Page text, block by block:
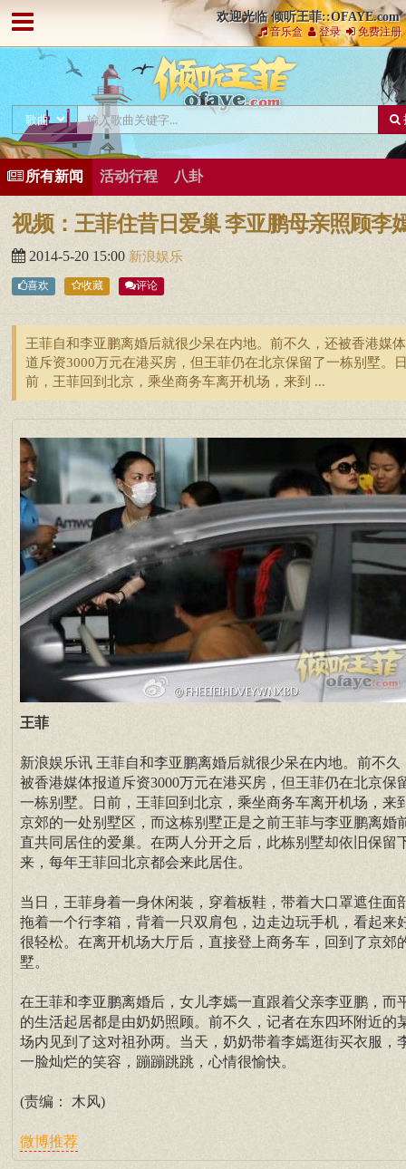
欢迎光临 倾听王菲::OFAYE.com
音乐盒 登录 免费注册
所有新闻 活动行程 八卦
视频：王菲住昔日爱巢 李亚鹏母亲照顾李
2014-5-20 15:00 新浪娱乐
喜欢 收藏 评论
王菲自和李亚鹏离婚后就很少呆在内地。前不久，还被香港媒
道斥资3000万元在港买房，但王菲仍在北京保留了一栋别墅。
前，王菲回到北京，乘坐商务车离开机场，来到 ...
王菲
新浪娱乐讯 王菲自和李亚鹏离婚后就很少呆在内地。前不久
被香港媒体报道斥资3000万元在港买房，但王菲仍在北京保
一栋别墅。日前，王菲回到北京，乘坐商务车离开机场，来
京郊的一处别墅区，而这栋别墅正是之前王菲与李亚鹏离婚
直共同居住的爱巢。在两人分开之后，此栋别墅却依旧保留
来，每年王菲回北京都会来此居住。
当日，王菲身着一身休闲装，穿着板鞋，带着大口罩遮住面
拖着一个行李箱，背着一只双肩包，边走边玩手机，看起来
很轻松。在离开机场大厅后，直接登上商务车，回到了京郊
墅。
在王菲和李亚鹏离婚后，女儿李嫣一直跟着父亲李亚鹏，而
的生活起居都是由奶奶照顾。前不久，记者在东四环附近的
场内见到了这对祖孙两。当天，奶奶带着李嫣逛街买衣服，
一脸灿烂的笑容，蹦蹦跳跳，心情很愉快。
(责编： 木风)
微博推荐